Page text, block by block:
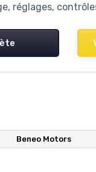
réglages,
Beneo Motors